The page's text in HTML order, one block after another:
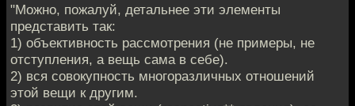
"Можно, пожалуй, детальнее эти элементы
представить так:
1) объективность рассмотрения (не примеры, не
отступления, а вещь сама в себе).
2) вся совокупность многоразличных отношений
этой вещи к другим.